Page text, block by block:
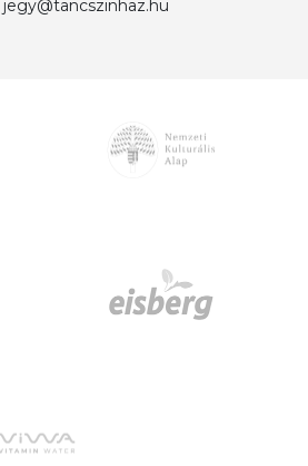
jegy@tancszinhaz.hu